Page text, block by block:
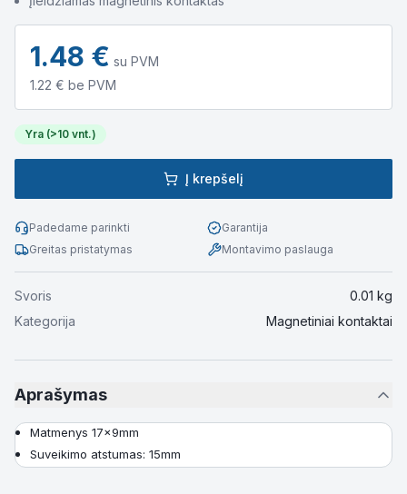
1.48 € su PVM
1.22 € be PVM
Yra (>10 vnt.)
Į krepšelį
Padedame parinkti
Garantija
Greitas pristatymas
Montavimo paslauga
Svoris 0.01 kg
Kategorija
Magnetiniai kontaktai
Aprašymas
Matmenys 17x9mm
Suveikimo atstumas: 15mm